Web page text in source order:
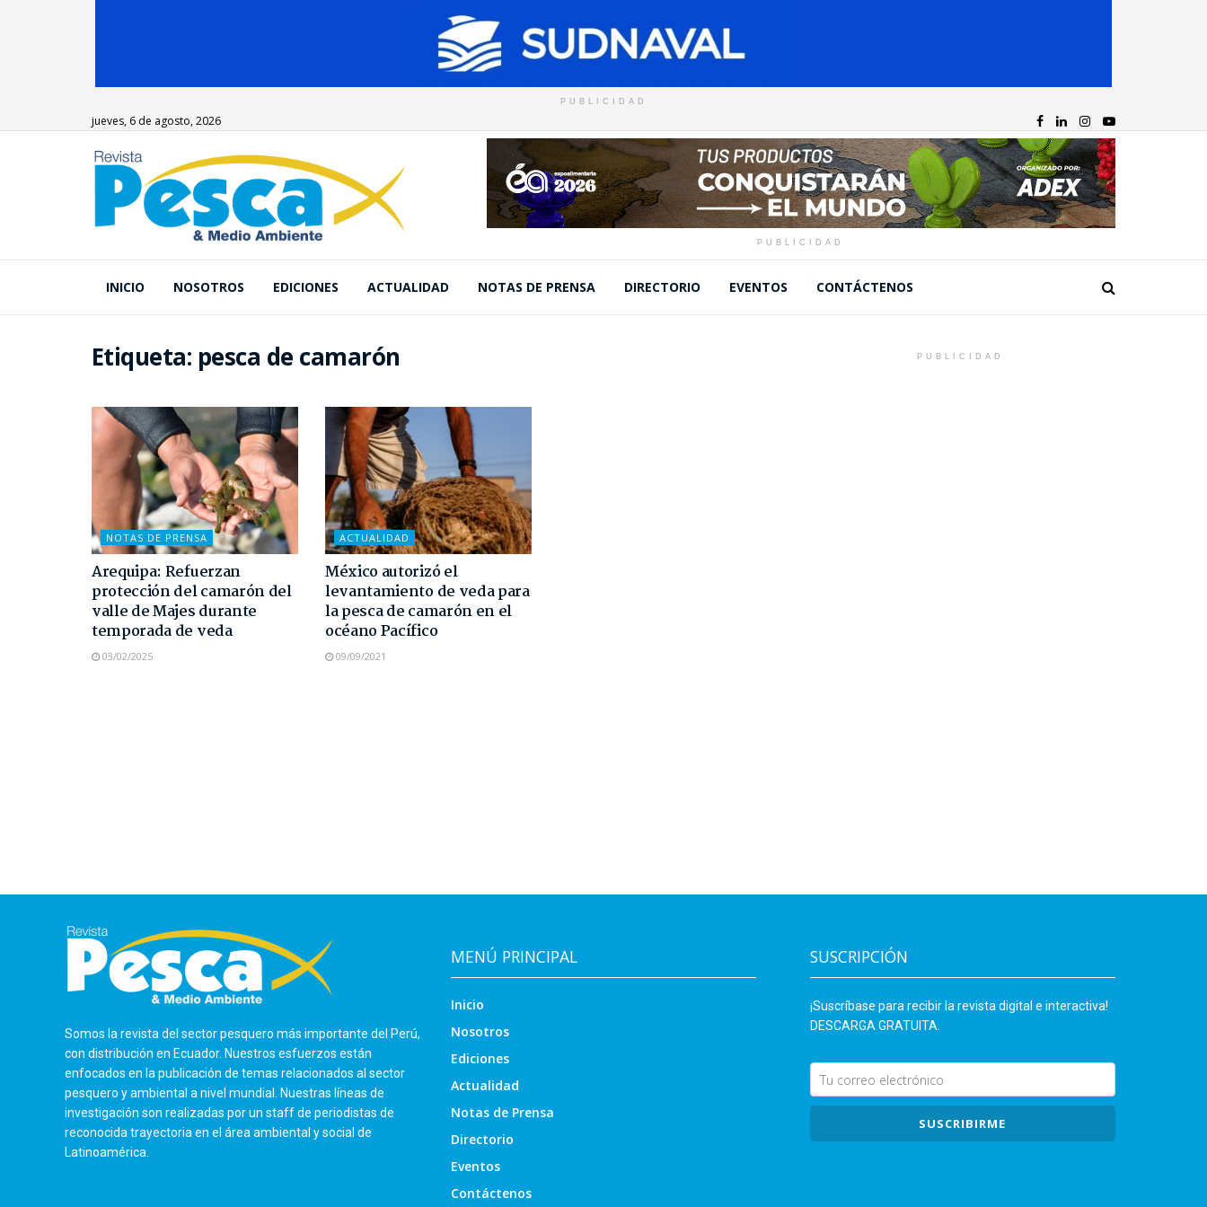
PUBLICIDAD
jueves, 6 de agosto, 2026
PUBLICIDAD
INICIO NOSOTROS EDICIONES ACTUALIDAD NOTAS DE PRENSA DIRECTORIO EVENTOS CONTÁCTENOS
Etiqueta: pesca de camarón
NOTAS DE PRENSA
Arequipa: Refuerzan
protección del camarón del
valle de Majes durante
temporada de veda
03/02/2025
ACTUALIDAD
México autorizó el
levantamiento de veda para
la pesca de camarón en el
océano Pacífico
09/09/2021
PUBLICIDAD
Somos la revista del sector pesquero más importante del Perú,
con distribución en Ecuador. Nuestros esfuerzos están
enfocados en la publicación de temas relacionados al sector
pesquero y ambiental a nivel mundial. Nuestras líneas de
investigación son realizadas por un staff de periodistas de
reconocida trayectoria en el área ambiental y social de
Latinoamérica.
MENÚ PRINCIPAL
Inicio
Nosotros
Ediciones
Actualidad
Notas de Prensa
Directorio
Eventos
Contáctenos
SUSCRIPCIÓN
¡Suscríbase para recibir la revista digital e interactiva!
DESCARGA GRATUITA.
SUSCRIBIRME